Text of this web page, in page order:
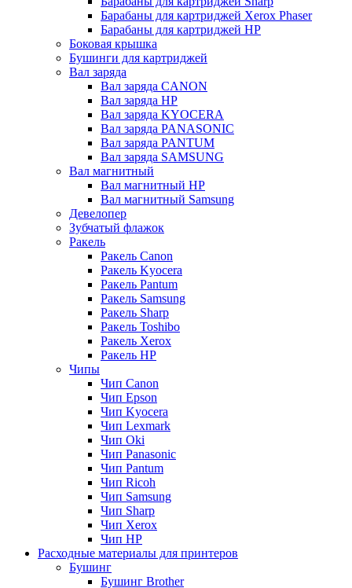
Барабаны для картриджей Xerox Phaser
Барабаны для картриджей НР
Боковая крышка
Бушинги для картриджей
Вал заряда
Вал заряда CANON
Вал заряда HP
Вал заряда KYOCERA
Вал заряда PANASONIC
Вал заряда PANTUM
Вал заряда SAMSUNG
Вал магнитный
Вал магнитный HP
Вал магнитный Samsung
Девелопер
Зубчатый флажок
Ракель
Ракель Canon
Ракель Kyocera
Ракель Pantum
Ракель Samsung
Ракель Sharp
Ракель Toshibo
Ракель Xerox
Ракель НР
Чипы
Чип Canon
Чип Epson
Чип Kyocera
Чип Lexmark
Чип Oki
Чип Panasonic
Чип Pantum
Чип Ricoh
Чип Samsung
Чип Sharp
Чип Xerox
Чип НР
Расходные материалы для принтеров
Бушинг
Бушинг Brother